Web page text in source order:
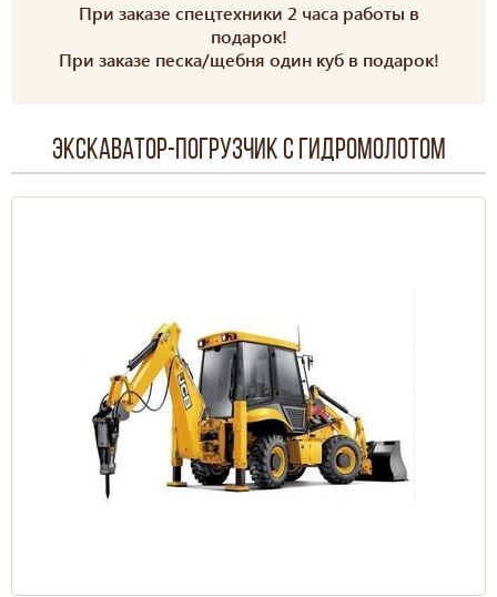
При заказе спецтехники 2 часа работы в
подарок!
При заказе песка/щебня один куб в подарок!
Экскаватор-погрузчик с гидромолотом